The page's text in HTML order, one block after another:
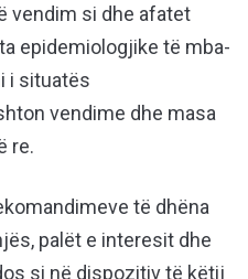
vendim si dhe afatet
epidemiologjike të mba­
i situatës
vendime dhe masa
re.
të dhëna
palët e inte­re­sit dhe
si në dispozitiv të këtij